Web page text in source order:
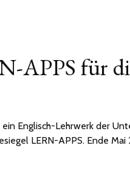
APPS für
Englisch-Lehrwerk der
LERN-APPS. Ende Mai